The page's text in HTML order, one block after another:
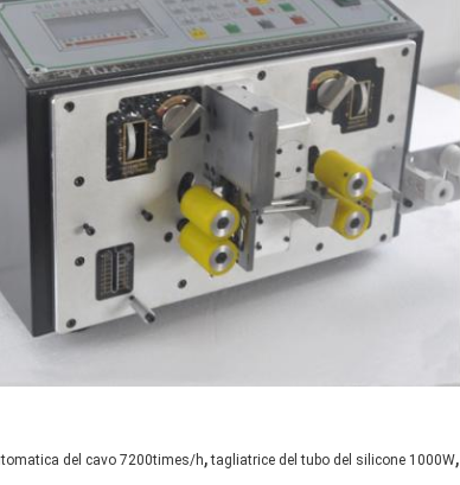
del cavo 7200times/h, tagliatrice del tubo del silicone 1000W,